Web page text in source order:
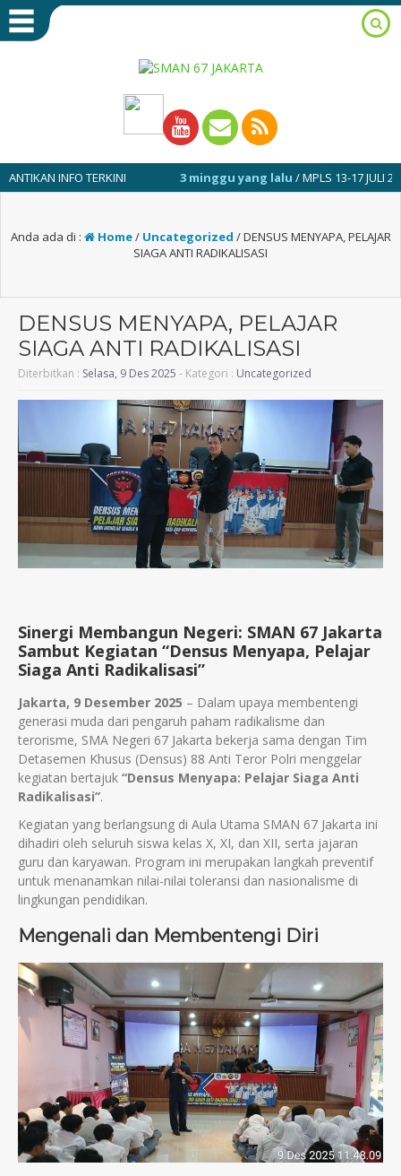
TERKINI 3 minggu yang lalu/ MPLS 13-17 JULI 2026
Anda ada di : Home/ Uncategorized /DENSUS MENYAPA, PELAJAR
SIAGA ANTI RADIKALISASI
DENSUS MENYAPA, PELAJAR
SIAGA ANTI RADIKALISASI
Diterbitkan : Selasa, 9 Des 2025 - Kategori : Uncategorized
Sinergi Membangun Negeri: SMAN 67 Jakarta
Sambut Kegiatan “Densus Menyapa, Pelajar
Siaga Anti Radikalisasi”
Jakarta, 9 Desember 2025 – Dalam upaya membentengi
generasi muda dari pengaruh paham radikalisme dan
terorisme, SMA Negeri 67 Jakarta bekerja sama dengan Tim
Detasemen Khusus (Densus) 88 Anti Teror Polri menggelar
kegiatan bertajuk “Densus Menyapa: Pelajar Siaga Anti
Radikalisasi”.
Kegiatan yang berlangsung di Aula Utama SMAN 67 Jakarta ini
dihadiri oleh seluruh siswa kelas X, XI, dan XII, serta jajaran
guru dan karyawan. Program ini merupakan langkah preventif
untuk menanamkan nilai-nilai toleransi dan nasionalisme di
lingkungan pendidikan.
Mengenali dan Membentengi Diri